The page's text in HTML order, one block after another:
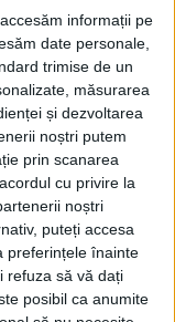
informații pe
date personale,
trimise de un
măsurarea
și dezvoltarea
noștri putem
prin scanarea
cu privire la
noștri
puteți accesa
preferințele înainte
refuza să vă dați
posibil ca anumite
martie
şapte
Lipseşte
că trebuie
câmpului.
şi Lixandra îl